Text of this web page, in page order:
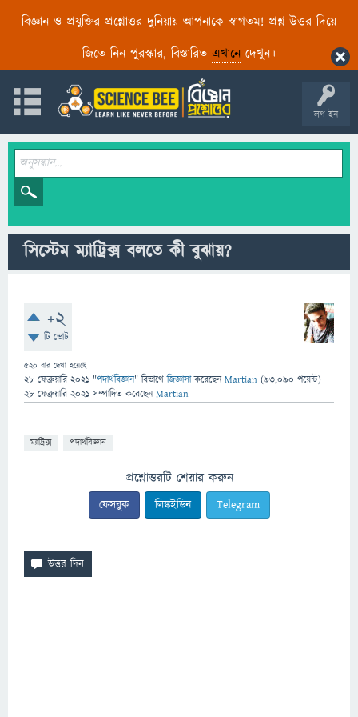
বিজ্ঞান ও প্রযুক্তির প্রশ্নোত্তর দুনিয়ায় আপনাকে স্বাগতম! প্রশ্ন-উত্তর দিয়ে
জিতে নিন পুরস্কার, বিস্তারিত এখানেদেখুন।
লগ ইন
সিস্টেম ম্যাট্রিক্স বলতে কী বুঝায়?
+2
টি ভোট
520 বার দেখা হয়েছে
28 ফেব্রুয়ারি 2021 "পদার্থবিজ্ঞান" বিভাগে জিজ্ঞাসাকরেছেনMartian (93,090 পয়েন্ট)
28 ফেব্রুয়ারি 2021 সম্পাদিত করেছেনMartian
ম্যাট্রিক্স পদার্থবিজ্ঞান
প্রশ্নোত্তরটি শেয়ার করুন
ফেসবুক লিঙ্কইডিন Telegram